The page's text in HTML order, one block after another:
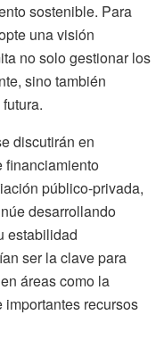
sostenible. Para
una visión
no solo gestionar los
sino también
discutirán en
financiamiento
público-privada,
desarrollando
estabilidad
ser la clave para
áreas como la
recursos